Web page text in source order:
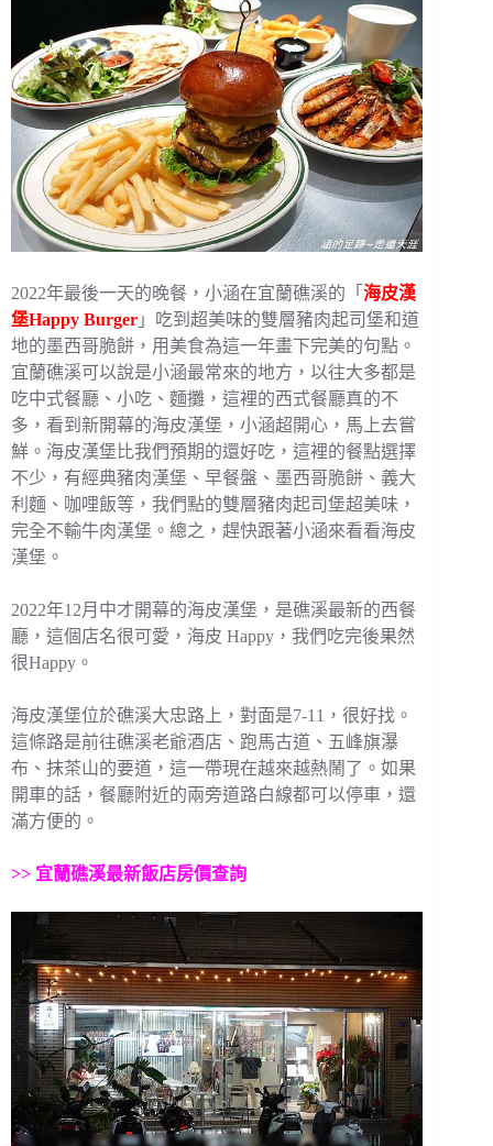
2022年最後一天的晚餐，小涵在宜蘭礁溪的「 海皮漢
堡Happy Burger 」吃到超美味的雙層豬肉起司堡和道
地的墨西哥脆餅，用美食為這一年畫下完美的句點。
宜蘭礁溪可以說是小涵最常來的地方，以往大多都是
吃中式餐廳、小吃、麵攤，這裡的西式餐廳真的不
多，看到新開幕的海皮漢堡，小涵超開心，馬上去嘗
鮮。海皮漢堡比我們預期的還好吃，這裡的餐點選擇
不少，有經典豬肉漢堡、早餐盤、墨西哥脆餅、義大
利麵、咖哩飯等，我們點的雙層豬肉起司堡超美味，
完全不輸牛肉漢堡。總之，趕快跟著小涵來看看海皮
漢堡。
2022年12月中才開幕的海皮漢堡，是礁溪最新的西餐
廳，這個店名很可愛，海皮 Happy，我們吃完後果然
很Happy。
海皮漢堡位於礁溪大忠路上，對面是7-11，很好找。
這條路是前往礁溪老爺酒店、跑馬古道、五峰旗瀑
布、抹茶山的要道，這一帶現在越來越熱鬧了。如果
開車的話，餐廳附近的兩旁道路白線都可以停車，還
滿方便的。
>> 宜蘭礁溪最新飯店房價查詢